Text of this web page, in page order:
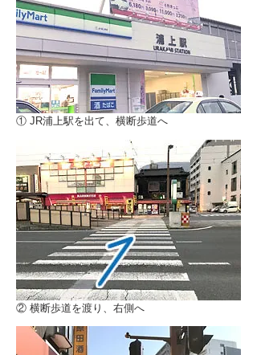
① JR浦上駅を出て、横断歩道へ
② 横断歩道を渡り、右側へ